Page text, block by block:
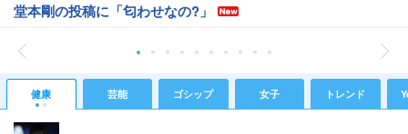
堂本剛の投稿に「匂わせなの?」
健康 芸能 ゴシップ 女子 トレンド